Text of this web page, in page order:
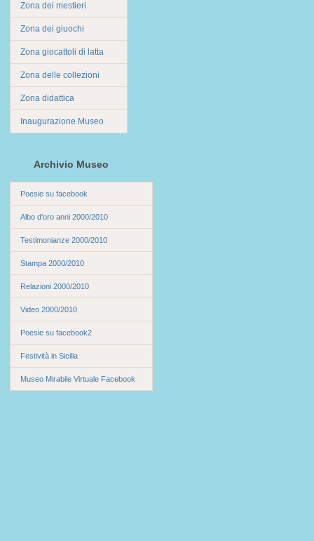
Zona dei mestieri
Zona dei giuochi
Zona giocattoli di latta
Zona delle collezioni
Zona didattica
Inaugurazione Museo
Archivio Museo
Poesie su facebook
Albo d'oro anni 2000/2010
Testimonianze 2000/2010
Stampa 2000/2010
Relazioni 2000/2010
Video 2000/2010
Poesie su facebook2
Festività in Sicilia
Museo Mirabile Virtuale Facebook